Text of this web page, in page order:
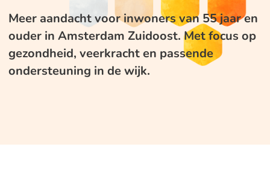
Meer aandacht voor inwoners van 55 jaar en
ouder in Amsterdam Zuidoost. Met focus op
gezondheid, veerkracht en passende
ondersteuning in de wijk.